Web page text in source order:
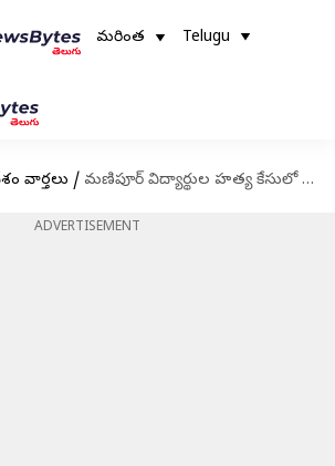
మరింత Telugu
వార్తలు / మణిపూర్ విద్యార్థుల హత్య కేసులో నలుగురు అరెస్టు
ADVERTISEMENT